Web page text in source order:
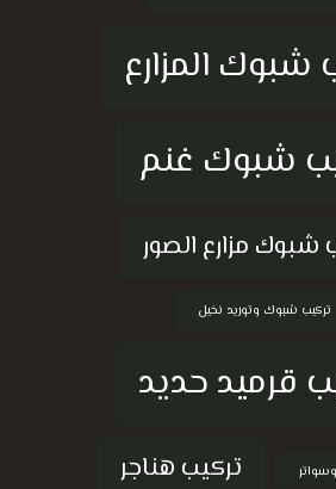
شبوك المزارع
شبوك غنم
شبوك مزارع الصور
تركيب شبوك وتوريد نخيل
قرميد حديد
تركيب هناجر